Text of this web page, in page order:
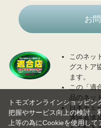
お
このネッ
グストア
ます。
この「適
品のネッ
日本チェ
通販基準
トモズオンラインショッピン
把握やサービス向上の検討、
上等の為にCookieを使用して